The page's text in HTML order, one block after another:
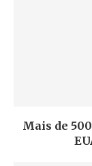
Mais de